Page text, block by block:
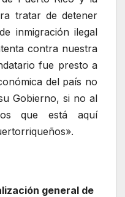
tratar de detener
inmigración ilegal
contra nuestra
fue presto a
del país no
Gobierno, si no al
que está aquí
general de